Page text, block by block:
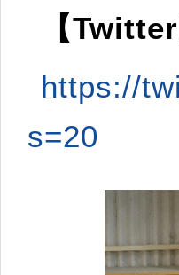
【Twitter
https://
s=20